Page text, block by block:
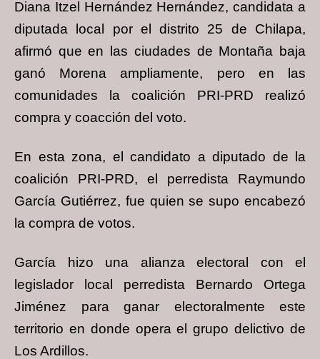
Diana Itzel Hernández Hernández, candidata a
diputada local por el distrito 25 de Chilapa,
afirmó que en las ciudades de Montaña baja
ganó Morena ampliamente, pero en las
comunidades la coalición PRI-PRD realizó
compra y coacción del voto.
En esta zona, el candidato a diputado de la
coalición PRI-PRD, el perredista Raymundo
García Gutiérrez, fue quien se supo encabezó
la compra de votos.
García hizo una alianza electoral con el
legislador local perredista Bernardo Ortega
Jiménez para ganar electoralmente este
territorio en donde opera el grupo delictivo de
Los Ardillos.